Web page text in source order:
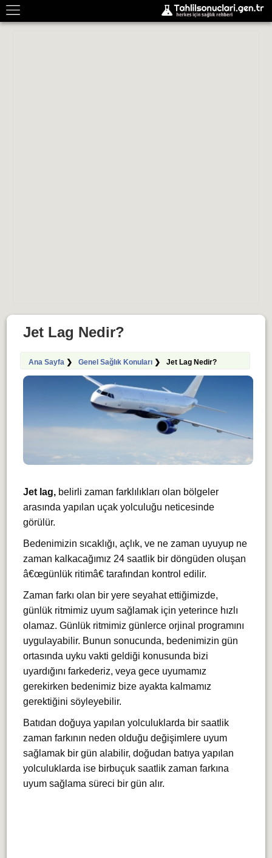
Jet Lag Nedir?
Ana Sayfa❯ Genel Sağlık Konuları❯ Jet Lag Nedir?
Jet lag,belirli zaman farklılıkları olan bölgeler
arasında yapılan uçak yolculuğu neticesinde
görülür.
Bedenimizin sıcaklığı, açlık, ve ne zaman uyuyup ne
zaman kalkacağımız 24 saatlik bir döngüden oluşan
â€œgünlük ritimâ€ tarafından kontrol edilir.
Zaman farkı olan bir yere seyahat ettiğimizde,
günlük ritmimiz uyum sağlamak için yeterince hızlı
olamaz. Günlük ritmimiz günlerce orjinal programını
uygulayabilir. Bunun sonucunda, bedenimizin gün
ortasında uyku vakti geldiği konusunda bizi
uyardığını farkederiz, veya gece uyumamız
gerekirken bedenimiz bize ayakta kalmamız
gerektiğini söyleyebilir.
Batıdan doğuya yapılan yolculuklarda bir saatlik
zaman farkının neden olduğu değişimlere uyum
sağlamak bir gün alabilir, doğudan batıya yapılan
yolculuklarda ise birbuçuk saatlik zaman farkına
uyum sağlama süreci bir gün alır.